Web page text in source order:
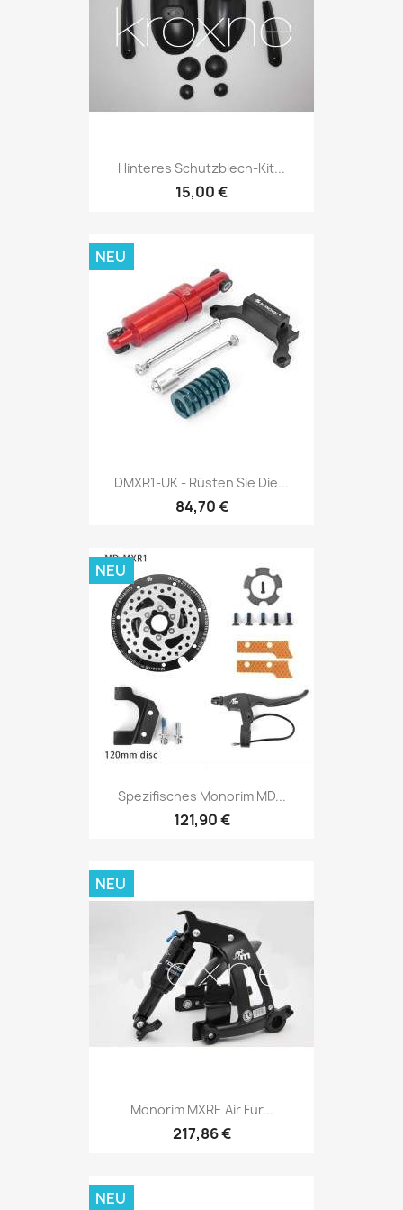
Hinteres Schutzblech-Kit...
15,00 €
DMXR1-UK - Rüsten Sie Die...
84,70 €
NEU
Spezifisches Monorim MD...
121,90 €
NEU
Monorim MXRE Air Für...
217,86 €
NEU
NEU